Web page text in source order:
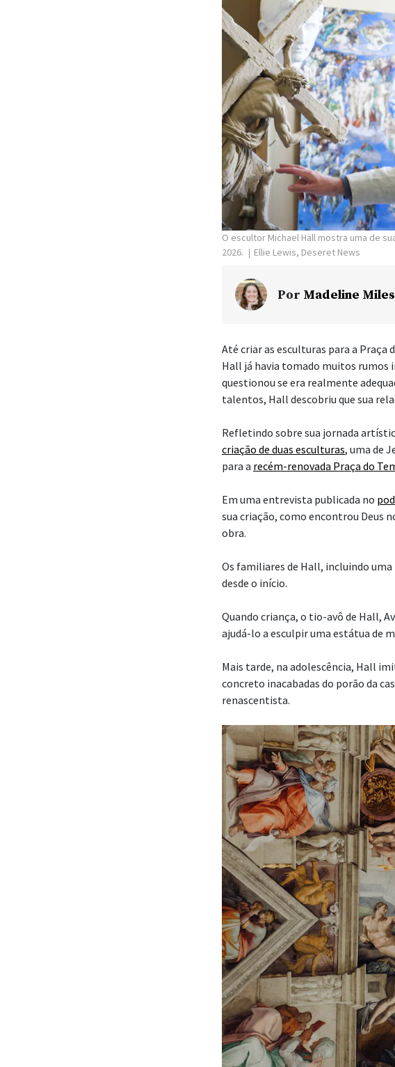
O escultor Michael Hall mostra uma de
2026.
Ellie Lewis, Deseret News
Por Madeline Miles
Até criar as esculturas para a Praça
Hall já havia tomado muitos rumos
questionou se era realmente
talentos, Hall descobriu que sua
Refletindo sobre sua jornada
criação de duas esculturas, uma de
para a recém-renovada Praça do
Em uma entrevista publicada no
sua criação, como encontrou Deus
obra.
Os familiares de Hall, incluindo
desde o início.
Quando criança, o tio-avô de Hall,
ajudá-lo a esculpir uma estátua de
Mais tarde, na adolescência, Hall
concreto inacabadas do porão da
renascentista.